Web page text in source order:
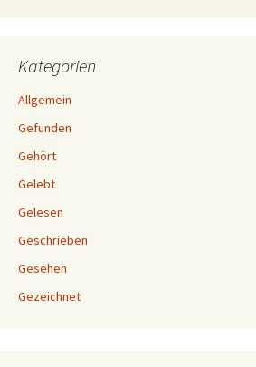
Kategorien
Allgemein
Gefunden
Gehört
Gelebt
Gelesen
Geschrieben
Gesehen
Gezeichnet